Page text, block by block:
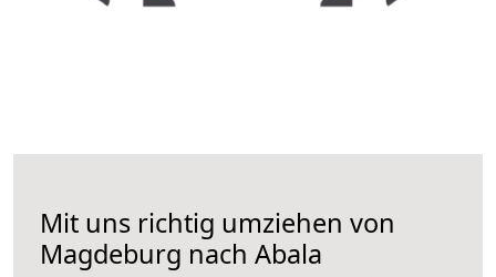
Mit uns richtig umziehen von
Magdeburg nach Abala